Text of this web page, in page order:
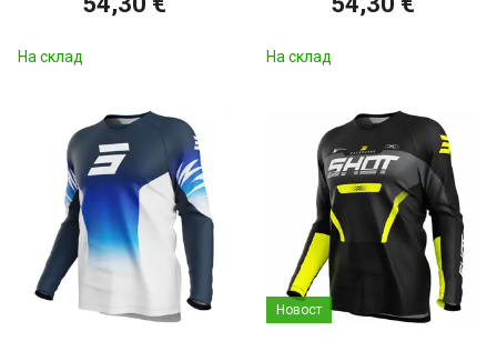
На склад На склад
Новост